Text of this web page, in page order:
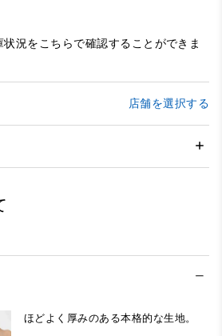
況をこちらで確認することができま
店舗を選択する
ほどよく厚みのある本格的な生地。